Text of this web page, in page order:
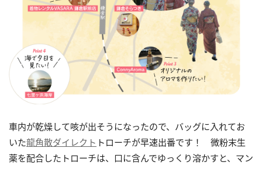
車内が乾燥して咳が出そうになったので、バッグに入れてお
いた龍角散ダイレクト トローチが早速出番です！ 微粉末生
薬を配合したトローチは、口に含んでゆっくり溶かすと、マン